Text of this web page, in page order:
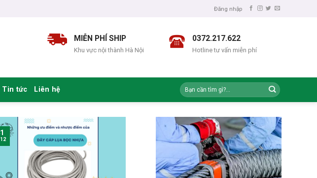
Đăng nhập
MIỄN PHÍ SHIP
Khu vực nội thành Hà Nội
0372.217.622
Hotline tư vấn miễn phí
Tin tức Liên hệ